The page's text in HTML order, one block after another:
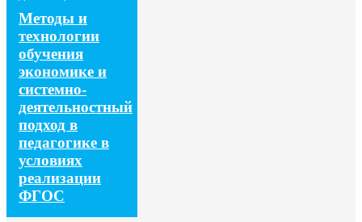
Методы и
технологии
обучения
экономике и
системно-
деятельностный
подход в
педагогике в
условиях
реализации
ФГОС